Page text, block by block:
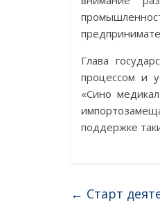
Глава
процессом и
«Сино
поддержке
← Старт